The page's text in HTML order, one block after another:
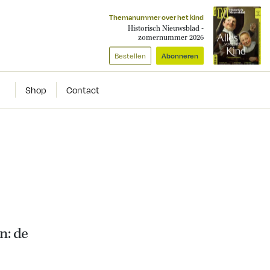
Themanummer over het kind
Historisch Nieuwsblad -
zomernummer 2026
Bestellen Abonneren
Shop Contact
de